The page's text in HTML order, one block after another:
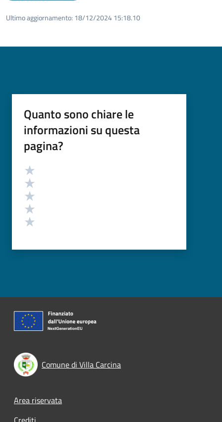
Ultimo aggiornamento: 18/12/2024 15:18.10
Quanto sono chiare le
informazioni su questa
pagina?
Valutazione
Comune di Villa Carcina
Footer menu
Area riservata